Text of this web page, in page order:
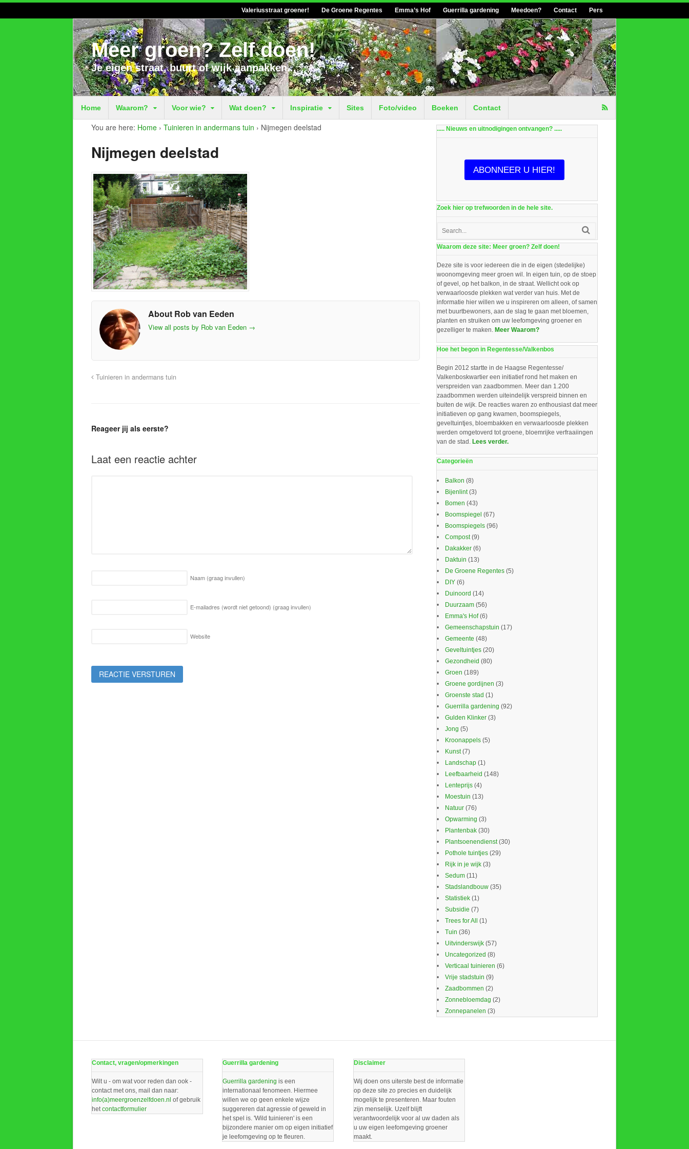
Valeriusstraat groener! De Groene Regentes Emma’s Hof Guerrilla gardening Meedoen? Contact Pers
Meer groen? Zelf doen!
Je eigen straat, buurt of wijk aanpakken...
Home Waarom? Voor wie? Wat doen? Inspiratie Sites Foto/video Boeken Contact
You are here: Home › Tuinieren in andermans tuin › Nijmegen deelstad
Nijmegen deelstad
About Rob van Eeden
View all posts by Rob van Eeden →
Tuinieren in andermans tuin
Reageer jij als eerste?
Laat een reactie achter
Naam (graag invullen)
E-mailadres (wordt niet getoond) (graag invullen)
Website
..... Nieuws en uitnodigingen ontvangen? .....
ABONNEER U HIER!
Zoek hier op trefwoorden in de hele site.
Waarom deze site: Meer groen? Zelf doen!
Deze site is voor iedereen die in de eigen (stedelijke)
woonomgeving meer groen wil. In eigen tuin, op de stoep
of gevel, op het balkon, in de straat. Wellicht ook op
verwaarloosde plekken wat verder van huis. Met de
informatie hier willen we u inspireren om alleen, of samen
met buurtbewoners, aan de slag te gaan met bloemen,
planten en struiken om uw leefomgeving groener en
gezelliger te maken. Meer Waarom?
Hoe het begon in Regentesse/Valkenbos
Begin 2012 startte in de Haagse Regentesse/
Valkenboskwartier een initiatief rond het maken en
verspreiden van zaadbommen. Meer dan 1.200
zaadbommen werden uiteindelijk verspreid binnen en
buiten de wijk. De reacties waren zo enthousiast dat meer
initiatieven op gang kwamen, boomspiegels,
geveltuintjes, bloembakken en verwaarloosde plekken
werden omgetoverd tot groene, bloemrijke verfraaiingen
van de stad. Lees verder.
Categorieën
Balkon (8)
Bijenlint(3)
Bomen (43)
Boomspiegel (67)
Boomspiegels(96)
Compost(9)
Dakakker(6)
Daktuin (13)
De Groene Regentes(5)
DIY(6)
Duinoord (14)
Duurzaam(56)
Emma's Hof(6)
Gemeenschapstuin (17)
Gemeente (48)
Geveltuintjes(20)
Gezondheid (80)
Groen (189)
Groene gordijnen (3)
Groenste stad (1)
Guerrilla gardening (92)
Gulden Klinker(3)
Jong (5)
Kroonappels(5)
Kunst(7)
Landschap(1)
Leefbaarheid (148)
Lenteprijs(4)
Moestuin (13)
Natuur(76)
Opwarming (3)
Plantenbak(30)
Plantsoenendienst(30)
Pothole tuintjes(29)
Rijk in je wijk(3)
Sedum(11)
Stadslandbouw(35)
Statistiek(1)
Subsidie (7)
Trees for All
(1)
Tuin (36)
Uitvinderswijk(57)
Uncategorized (8)
Verticaal tuinieren (6)
Vrije stadstuin (9)
Zaadbommen (2)
Zonnebloemdag (2)
Zonnepanelen (3)
Contact, vragen/opmerkingen
Wilt u - om wat voor reden dan ook -
contact met ons, mail dan naar:
info(a)meergroenzelfdoen.nl of gebruik
hetcontactformulier
Guerrilla gardening
Guerrilla gardening is een
internationaal fenomeen. Hiermee
willen we op geen enkele wijze
suggereren dat agressie of geweld in
het spel is. 'Wild tuinieren' is een
bijzondere manier om op eigen initiatief
je leefomgeving op te fleuren.
Disclaimer
Wij doen ons uiterste best de informatie
op deze site zo precies en duidelijk
mogelijk te presenteren. Maar fouten
zijn menselijk. Uzelf blijft
verantwoordelijk voor al uw daden als
u uw eigen leefomgeving groener
maakt.